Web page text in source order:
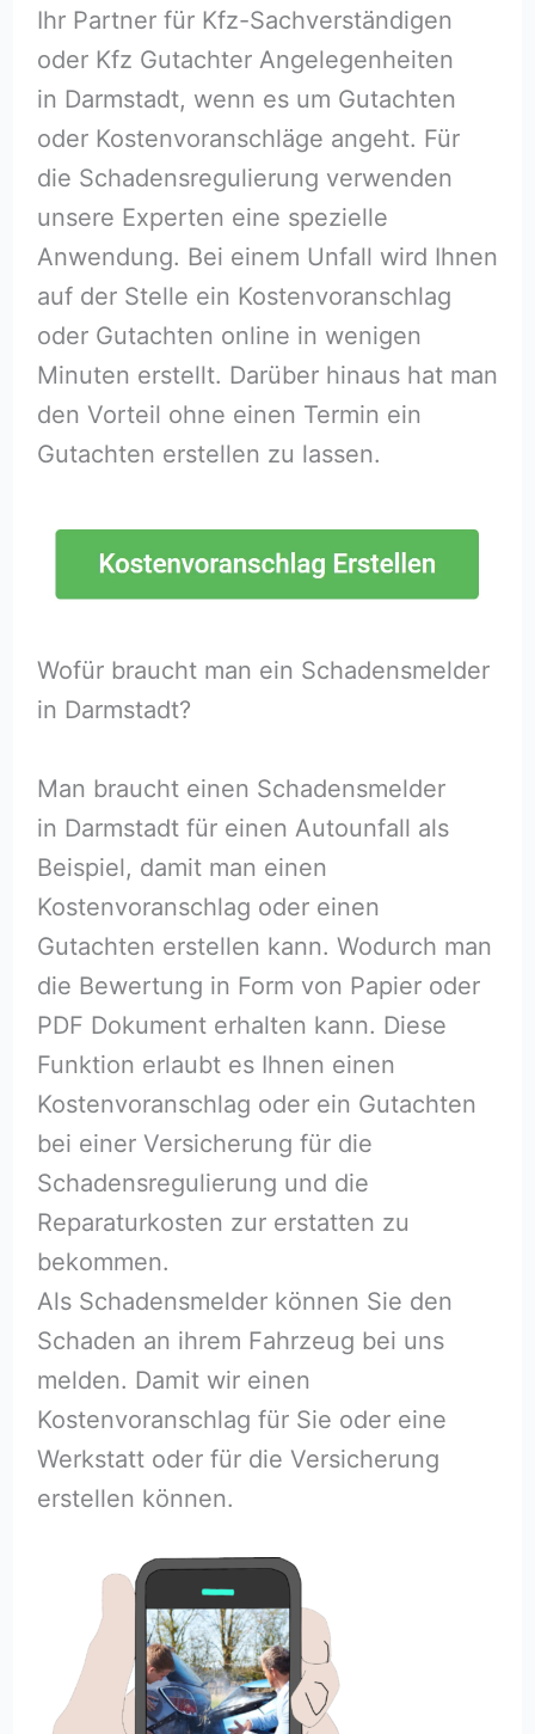
Ihr Partner für Kfz-Sachverständigen
oder Kfz Gutachter Angelegenheiten
in Darmstadt, wenn es um Gutachten
oder Kostenvoranschläge angeht. Für
die Schadensregulierung verwenden
unsere Experten eine spezielle
Anwendung. Bei einem Unfall wird Ihnen
auf der Stelle ein Kostenvoranschlag
oder Gutachten online in wenigen
Minuten erstellt. Darüber hinaus hat man
den Vorteil ohne einen Termin ein
Gutachten erstellen zu lassen.
Wofür braucht man ein Schadensmelder
in Darmstadt?
Man braucht einen Schadensmelder
in Darmstadt für einen Autounfall als
Beispiel, damit man einen
Kostenvoranschlag oder einen
Gutachten erstellen kann. Wodurch man
die Bewertung in Form von Papier oder
PDF Dokument erhalten kann. Diese
Funktion erlaubt es Ihnen einen
Kostenvoranschlag oder ein Gutachten
bei einer Versicherung für die
Schadensregulierung und die
Reparaturkosten zur erstatten zu
bekommen.
Als Schadensmelder können Sie den
Schaden an ihrem Fahrzeug bei uns
melden. Damit wir einen
Kostenvoranschlag für Sie oder eine
Werkstatt oder für die Versicherung
erstellen können.